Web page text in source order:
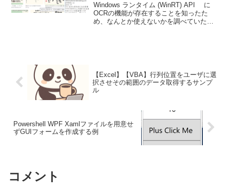
Windows ランタイム (WinRT) API に
OCRの機能が存在することを知ったた
め、なんとか使えないかを調べていた
【Excel】【VBA】行列位置をユーザに選
択させその範囲のデータ取得するサンプ
ル
Powershell WPF Xamlファイルを用意せ
ずGUIフォームを作成する例
コメント